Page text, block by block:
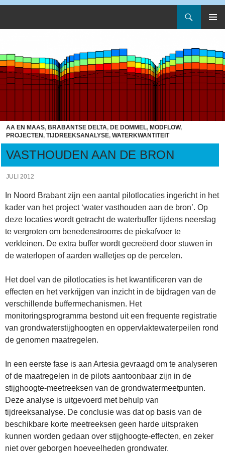
AA EN MAAS, BRABANTSE DELTA, DE DOMMEL, MODFLOW,
PROJECTEN , TIJDREEKSANALYSE, WATERKWANTITEIT
VASTHOUDEN AAN DE BRON
JULI 2012
In Noord Brabant zijn een aantal pilotlocaties ingericht in het
kader van het project ‘water vasthouden aan de bron’. Op
deze locaties wordt getracht de waterbuffer tijdens neerslag
te vergroten om benedenstrooms de piekafvoer te
verkleinen. De extra buffer wordt gecreëerd door stuwen in
de waterlopen of aarden walletjes op de percelen.
Het doel van de pilotlocaties is het kwantificeren van de
effecten en het verkrijgen van inzicht in de bijdragen van de
verschillende buffermechanismen. Het
monitoringsprogramma bestond uit een frequente registratie
van grondwaterstijghoogten en oppervlaktewaterpeilen rond
de genomen maatregelen.
In een eerste fase is aan Artesia gevraagd om te analyseren
of de maatregelen in de pilots aantoonbaar zijn in de
stijghoogte-meetreeksen van de grondwatermeetpunten.
Deze analyse is uitgevoerd met behulp van
tijdreeksanalyse. De conclusie was dat op basis van de
beschikbare korte meetreeksen geen harde uitspraken
kunnen worden gedaan over stijghoogte-effecten, en zeker
niet over geborgen hoeveelheden grondwater.